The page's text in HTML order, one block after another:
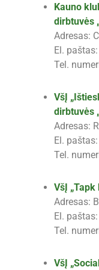
Kauno
dirbtuvės
Adresas:
El. paštas:
Tel.
VšĮ
dirbtuvės
Adresas:
El. paštas:
Tel.
VšĮ „Tapk
Adresas:
El. paštas:
Tel.
VšĮ